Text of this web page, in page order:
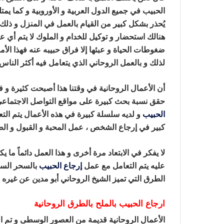
الحبيب في جميع الدول العربية و الأوروبية و كما
يُحذر بشكل كبير من القيام بالعمل في المنزل و
هنالك استحضار و توكيل للخدام و الملوك لا يتم
ضغوطات الحياة و عبئها إلا فراق حبيبه عنه فهذا
لذلك و بالعمل الروحاني الذي يتعامل فيه أكثر
أن الأعمال الروحانية في وقتنا هذا أصبحت كثيرة
حقق نسبة بحث كبيرة على مواقع التواصل
الحبيب و لديه سلسلة كبيرة في هذه الأعمال يتم
كبير في إرجاع الشخص ، عمل المحبة و القبول و
لا يفكر في الابتعاد مرة أخرى و هذا العمل
عليه يتم التعامل مع عمل إرجاع الحبيب بالسحر
الطرق التي تميز الشيخ الروحاني أبو مدين عن
ارجاع الحبيب بالملح بالطرق الروحانية
الأعمال الروحانية قديمة من العصور الوسطى و تم